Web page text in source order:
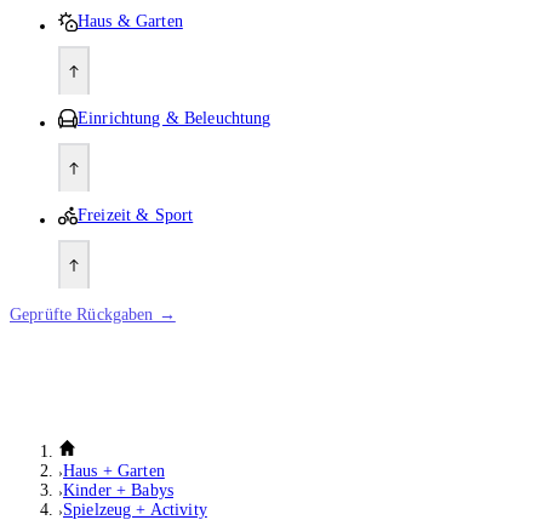
Haus & Garten
Einrichtung & Beleuchtung
Freizeit & Sport
Geprüfte Rückgaben →
Haus + Garten
Kinder + Babys
Spielzeug + Activity